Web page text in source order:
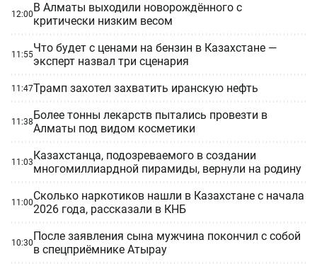
12:00В Алматы выходили новорождённого с
критически низким весом
11:55Что будет с ценами на бензин в Казахстане —
эксперт назвал три сценария
11:47Трамп захотел захватить иранскую нефть
11:38Более тонны лекарств пытались провезти в
Алматы под видом косметики
11:03Казахстанца, подозреваемого в создании
многомиллиардной пирамиды, вернули на родину
11:00Сколько наркотиков нашли в Казахстане с начала
2026 года, рассказали в КНБ
10:30После заявления сына мужчина покончил с собой
в спецприёмнике Атырау